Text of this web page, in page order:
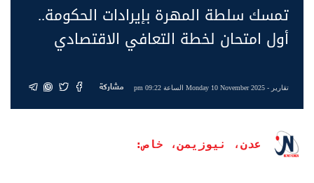
تمسك سلطة المهرة بإيرادات الحكومة..
أول امتحان لخطة التعافي الاقتصادي
تقارير - Monday 10 November 2025 الساعة 09:22 pm مشاركة
عدن، نيوزيمن، خاص: